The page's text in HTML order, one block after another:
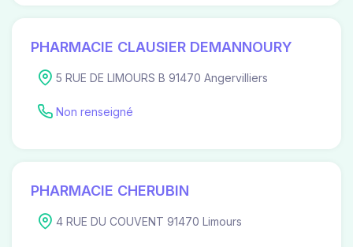
PHARMACIE CLAUSIER DEMANNOURY
5 RUE DE LIMOURS B 91470 Angervilliers
Non renseigné
PHARMACIE CHERUBIN
4 RUE DU COUVENT 91470 Limours